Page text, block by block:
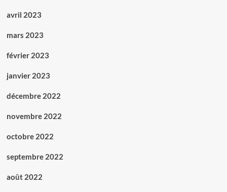
avril 2023
mars 2023
février 2023
janvier 2023
décembre 2022
novembre 2022
octobre 2022
septembre 2022
août 2022